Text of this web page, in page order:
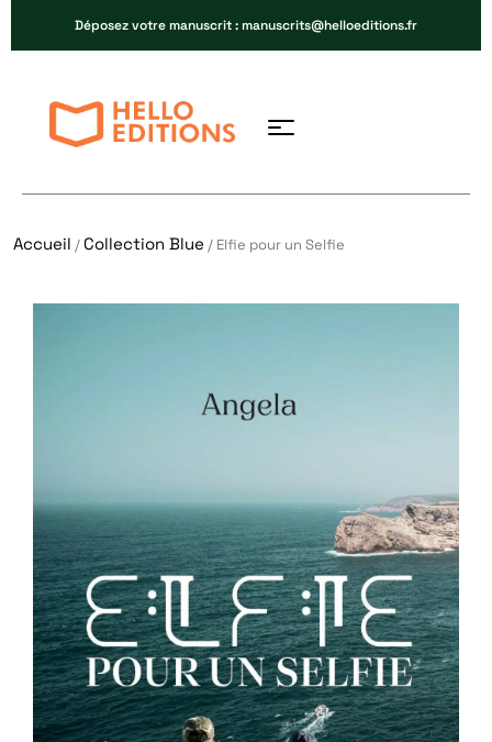
Déposez votre manuscrit : manuscrits@helloeditions.fr
Accueil /Collection Blue / Elfie pour un Selfie